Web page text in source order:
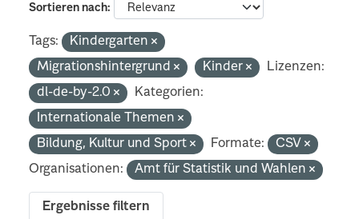
Sortieren nach
Tags:
Kindergarten
Migrationshintergrund
Kinder
Lizenzen:
dl-de-by-2.0
Kategorien:
Internationale Themen
Bildung, Kultur und Sport
Formate:
CSV
Organisationen:
Amt für Statistik und Wahlen
Ergebnisse filtern